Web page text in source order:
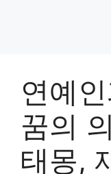
연예
꿈의
태몽,